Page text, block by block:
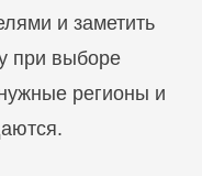
и заметить
при выборе
регионы и